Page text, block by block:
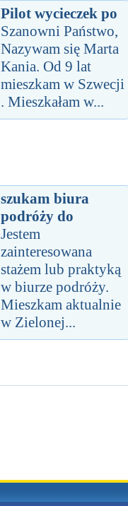
Pilot wycieczek po
Szanowni Państwo,
Nazywam się Marta
Kania. Od 9 lat
mieszkam w Szwecji
. Mieszkałam w...
szukam biura
podróży do
Jestem
zainteresowana
stażem lub praktyką
w biurze podróży.
Mieszkam aktualnie
w Zielonej...